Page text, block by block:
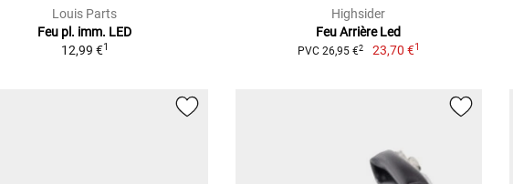
Louis Parts
Feu pl. imm. LED
12,99 €1
Highsider
Feu Arrière Led
PVC 26,95 €2 23,70 €1